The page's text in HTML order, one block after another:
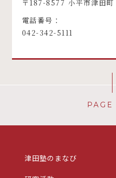
〒187-8577 小平市津田町
電話番号：
042-342-5111
PAGE
津田塾のまなび